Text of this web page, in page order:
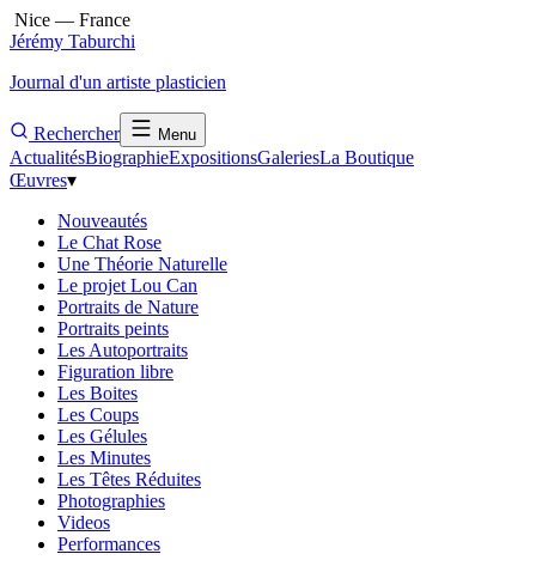
Nice — France
Jérémy Taburchi
Journal d'un artiste plasticien
Rechercher Menu
ActualitésBiographieExpositionsGaleriesLa Boutique
Œuvres▾
Nouveautés
Le Chat Rose
Une Théorie Naturelle
Le projet Lou Can
Portraits de Nature
Portraits peints
Les Autoportraits
Figuration libre
Les Boites
Les Coups
Les Gélules
Les Minutes
Les Têtes Réduites
Photographies
Videos
Performances